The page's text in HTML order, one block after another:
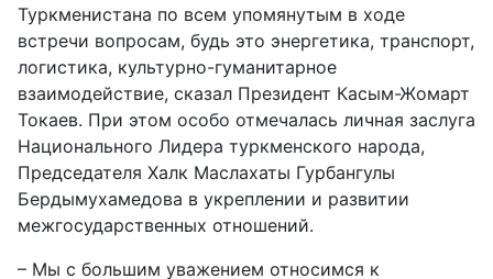
Туркменистана по всем упомянутым в ходе
встречи вопросам, будь это энергетика, транспорт,
логистика, культурно-гуманитарное
взаимодействие, сказал Президент Касым-Жомарт
Токаев. При этом особо отмечалась личная заслуга
Национального Лидера туркменского народа,
Председателя Халк Маслахаты Гурбангулы
Бердымухамедова в укреплении и развитии
межгосударственных отношений.
– Мы с большим уважением относимся к